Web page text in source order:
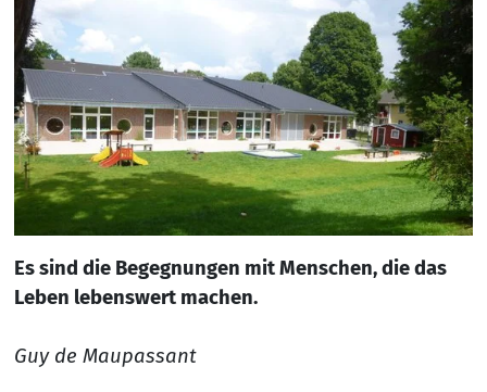
Es sind die Begegnungen mit Menschen, die das
Leben lebenswert machen.
Guy de Maupassant